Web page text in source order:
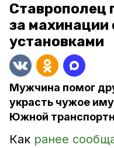
Ставрополец
за
установками
Мужчина помог
украсть чужое
Южной
Как ранее